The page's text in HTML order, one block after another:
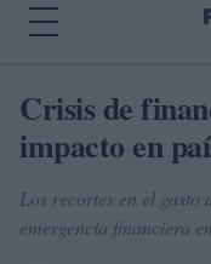
Buscar
Crisis de
impacto en
Los recortes en el gasto
emergencia financiera